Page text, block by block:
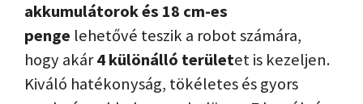
akkumulátorok és 18 cm-es
penge lehetővé teszik a robot számára,
hogy akár4 különálló területet is kezeljen.
Kiváló hatékonyság, tökéletes és gyors